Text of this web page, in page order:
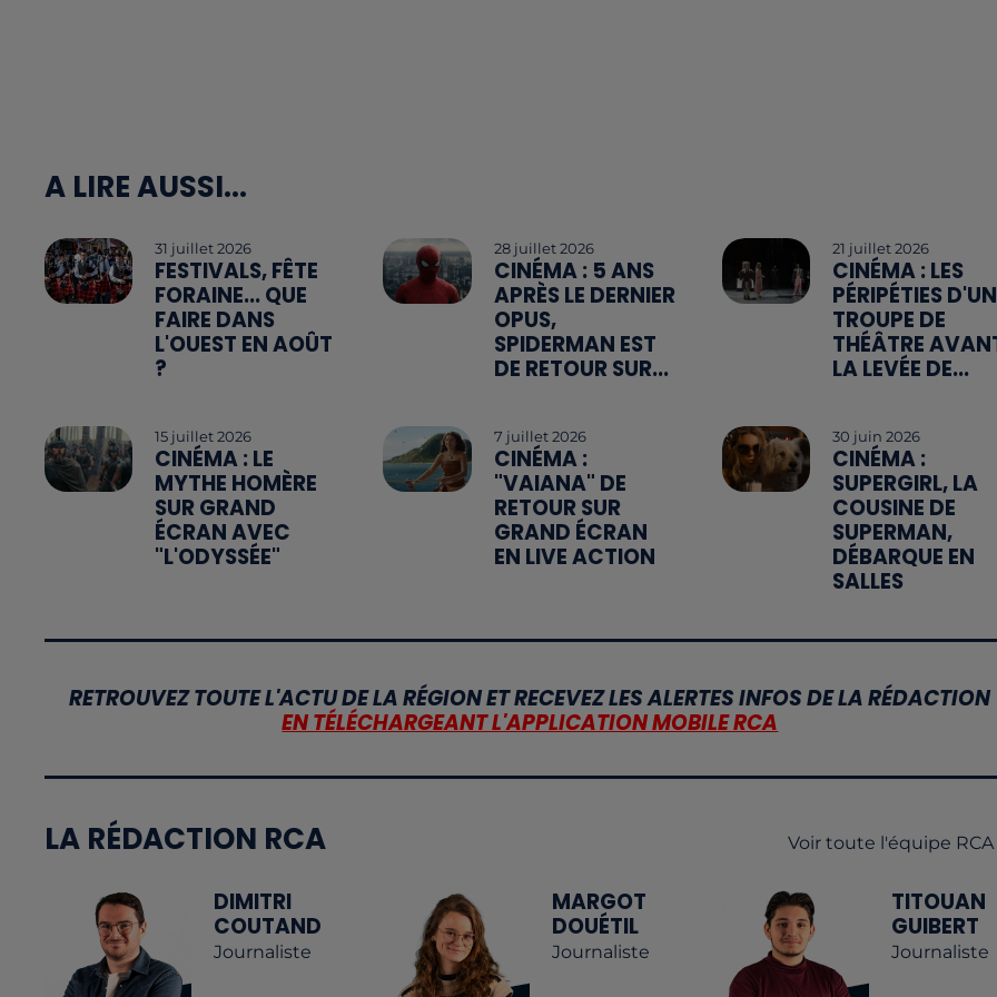
A LIRE AUSSI...
31 juillet 2026
FESTIVALS, FÊTE
FORAINE... QUE
FAIRE DANS
L'OUEST EN AOÛT
?
28 juillet 2026
CINÉMA : 5 ANS
APRÈS LE DERNIER
OPUS,
SPIDERMAN EST
DE RETOUR SUR...
21 juillet 2026
CINÉMA : LES
PÉRIPÉTIES
TROUPE DE
THÉÂTRE
LA LEVÉE DE...
15 juillet 2026
CINÉMA : LE
MYTHE HOMÈRE
SUR GRAND
ÉCRAN AVEC
"L'ODYSSÉE"
7 juillet 2026
CINÉMA :
"VAIANA" DE
RETOUR SUR
GRAND ÉCRAN
EN LIVE ACTION
30 juin 2026
CINÉMA :
SUPERGIRL, LA
COUSINE DE
SUPERMAN,
DÉBARQUE EN
SALLES
RETROUVEZ TOUTE L'ACTU DE LA RÉGION ET RECEVEZ LES ALERTES INFOS DE LA RÉDACTION
EN TÉLÉCHARGEANT L'APPLICATION MOBILE RCA
LA RÉDACTION RCA Voir toute l'équipe RCA
DIMITRI
COUTAND
Journaliste
MARGOT
DOUÉTIL
Journaliste
TITOUAN
GUIBERT
Journaliste